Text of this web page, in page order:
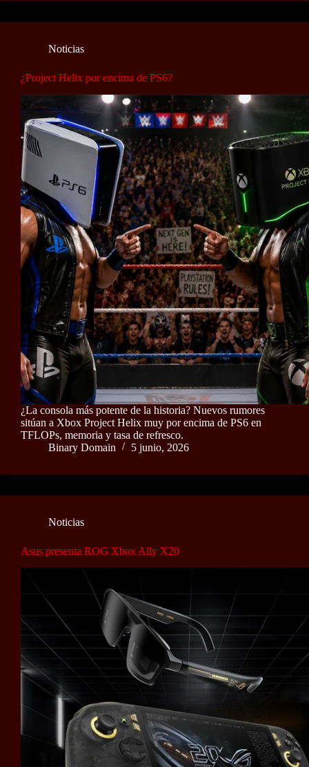
Noticias
¿Project Helix por encima de PS6?
¿La consola más potente de la historia? Nuevos rumores
sitúan a Xbox Project Helix muy por encima de PS6 en
TFLOPs, memoria y tasa de refresco.
Binary Domain
5 junio, 2026
Noticias
Asus presenta ROG Xbox Ally X20